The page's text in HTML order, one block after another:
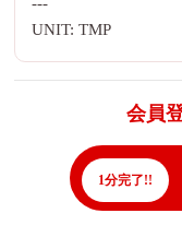
UNIT: TMP
会員
1分完了!!